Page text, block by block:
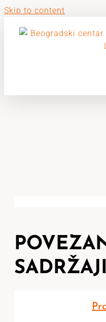
Skip to content
SADRŽAJI